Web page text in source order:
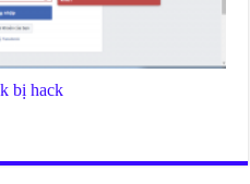
bị hack